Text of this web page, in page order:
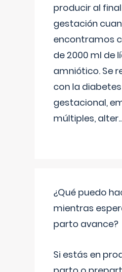
producir al
gestación
encontramos
de 2000 ml de
amniótico. Se
con la diabetes
gestacional,
múltiples, alter
¿Qué puedo
mientras
parto avance?
Si estás en